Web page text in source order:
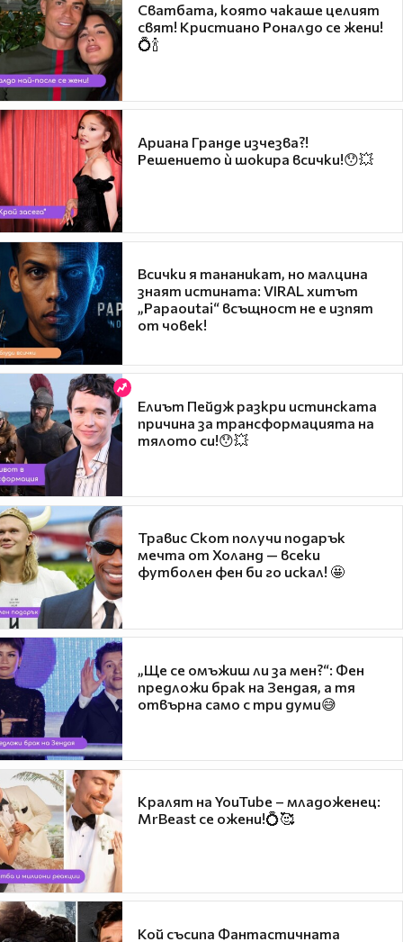
Сватбата, която чакаше целият
свят! Кристиано Роналдо се жени!
💍🍾
Ариана Гранде изчезва?!
Решението ѝ шокира всички!😯💥
Всички я тананикат, но малцина
знаят истината: VIRAL хитът
„Papaoutai“ всъщност не е изпят
от човек!
Елиът Пейдж разкри истинската
причина за трансформацията на
тялото си!😯💥
Травис Скот получи подарък
мечта от Холанд — всеки
футболен фен би го искал! 🤩
„Ще се омъжиш ли за мен?“: Фен
предложи брак на Зендая, а тя
отвърна само с три думи😅
Кралят на YouTube – младоженец:
MrBeast се ожени!💍🥰
Кой съсипа Фантастичната